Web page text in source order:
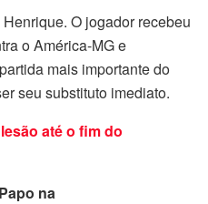
O jogador recebeu
o América-MG e
mais importante do
seu substituto imediato.
até o fim do
na